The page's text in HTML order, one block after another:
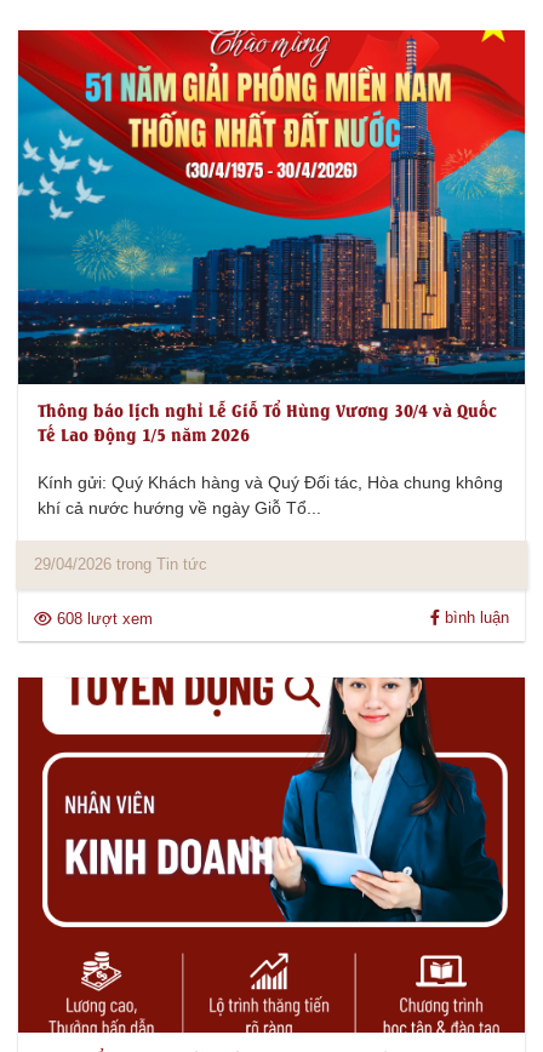
Thông báo lịch nghỉ Lễ Giỗ Tổ Hùng Vương 30/4 và Quốc
Tế Lao Động 1/5 năm 2026
Kính gửi: Quý Khách hàng và Quý Đối tác, Hòa chung không
khí cả nước hướng về ngày Giỗ Tổ...
29/04/2026 trong Tin tức
608 lượt xem bình luận